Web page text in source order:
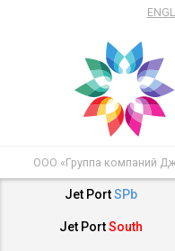
ООО «Группа компаний
Jet PortSPb
Jet PortSouth